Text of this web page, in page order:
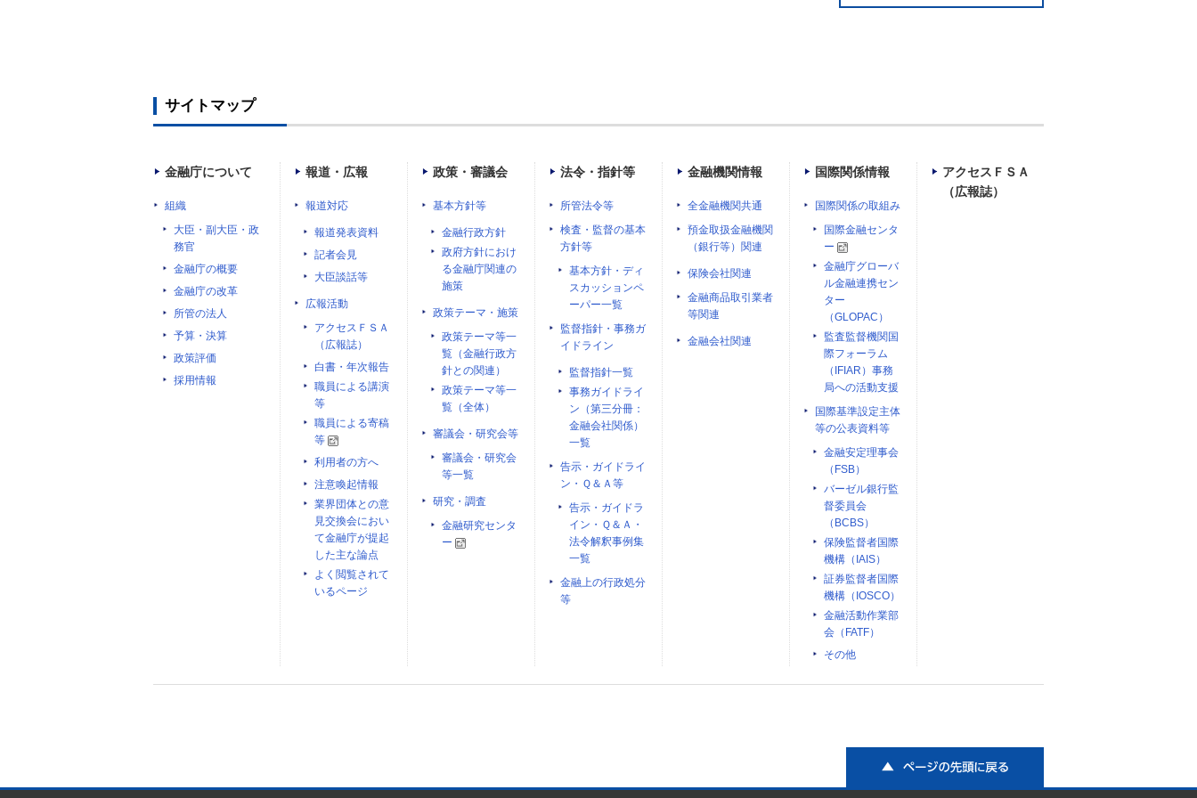
サイトマップ
金融庁について
組織
大臣・副大臣・政
務官
金融庁の概要
金融庁の改革
所管の法人
予算・決算
政策評価
採用情報
報道・広報
報道対応
報道発表資料
記者会見
大臣談話等
広報活動
アクセスＦＳＡ
（広報誌）
白書・年次報告
職員による講演
等
職員による寄稿
等
利用者の方へ
注意喚起情報
業界団体との意
見交換会におい
て金融庁が提起
した主な論点
よく閲覧されて
いるページ
政策・審議会
基本方針等
金融行政方針
政府方針におけ
る金融庁関連の
施策
政策テーマ・施策
政策テーマ等一
覧（金融行政方
針との関連）
政策テーマ等一
覧（全体）
審議会・研究会等
審議会・研究会
等一覧
研究・調査
金融研究センタ
ー
法令・指針等
所管法令等
検査・監督の基本
方針等
基本方針・ディ
スカッションペ
ーパー一覧
監督指針・事務ガ
イドライン
監督指針一覧
事務ガイドライ
ン（第三分冊：
金融会社関係）
一覧
告示・ガイドライ
ン・Ｑ＆Ａ等
告示・ガイドラ
イン・Ｑ＆Ａ・
法令解釈事例集
一覧
金融上の行政処分
等
金融機関情報
全金融機関共通
預金取扱金融機関
（銀行等）関連
保険会社関連
金融商品取引業者
等関連
金融会社関連
国際関係情報
国際関係の取組み
国際金融センタ
ー
金融庁グローバ
ル金融連携セン
ター
（GLOPAC）
監査監督機関国
際フォーラム
（IFIAR）事務
局への活動支援
国際基準設定主体
等の公表資料等
金融安定理事会
（FSB）
バーゼル銀行監
督委員会
（BCBS）
保険監督者国際
機構（IAIS）
証券監督者国際
機構（IOSCO）
金融活動作業部
会（FATF）
その他
アクセスＦＳＡ
（広報誌）